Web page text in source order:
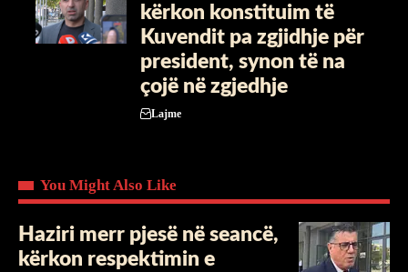
kërkon konstituim të
Kuvendit pa zgjidhje për
president, synon të na
çojë në zgjedhje
Lajme
You Might Also Like
​Haziri merr pjesë në seancë,
kërkon respektimin e